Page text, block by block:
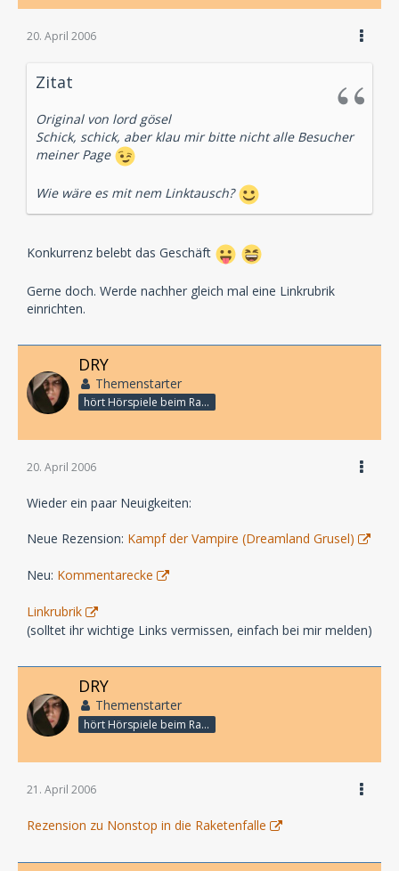
20. April 2006
Zitat
Original von lord gösel
Schick, schick, aber klau mir bitte nicht alle Besucher
meiner Page
Wie wäre es mit nem Linktausch?
Konkurrenz belebt das Geschäft
Gerne doch. Werde nachher gleich mal eine Linkrubrik
einrichten.
DRY
Themenstarter
hört Hörspiele beim Rasenmähen
20. April 2006
Wieder ein paar Neuigkeiten:
Neue Rezension: Kampf der Vampire (Dreamland Grusel)
Neu: Kommentarecke
Linkrubrik
(solltet ihr wichtige Links vermissen, einfach bei mir melden)
DRY
Themenstarter
hört Hörspiele beim Rasenmähen
21. April 2006
Rezension zu Nonstop in die Raketenfalle